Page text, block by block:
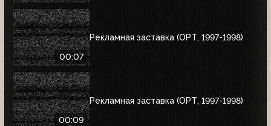
00:07
Рекламная заставка (ОРТ, 1997-1998)
00:09
Рекламная заставка (ОРТ, 1997-1998)